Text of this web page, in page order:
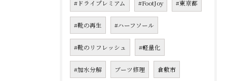
#ドライプレミアム #FootJoy #東京都
#靴の再生 #ハーフソール
#靴のリフレッシュ #軽量化
#加水分解 ブーツ修理 倉敷市